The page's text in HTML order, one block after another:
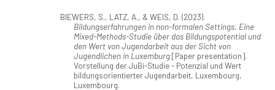
BIEWERS, S., LATZ, A., & WEIS, D. (2023).
Bildungserfahrungen in non-formalen Settings. Eine
Mixed-Methods-Studie über das Bildungspotential und
den Wert von Jugendarbeit aus der Sicht von
Jugendlichen in Luxemburg[Paper presentation].
Vorstellung der JuBi-Studie - Potenzial und Wert
bildungsorientierter Jugendarbeit, Luxembourg,
Luxembourg.